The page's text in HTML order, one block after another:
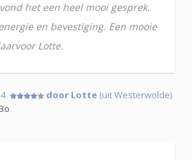
het een heel mooi gesprek.
en bevestiging. Een mooie
Lotte.
door Lotte (uit Westerwolde)